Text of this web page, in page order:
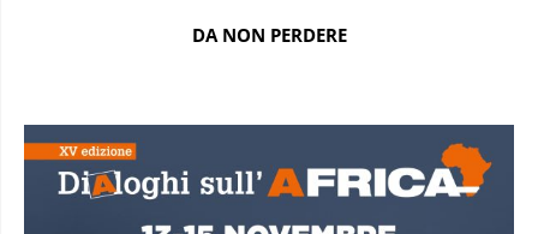
DA NON PERDERE